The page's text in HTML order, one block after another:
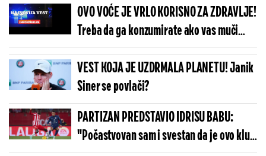
OVO VOĆE JE VRLO KORISNO ZA ZDRAVLJE!
Treba da ga konzumirate ako vas muči
URINARNA INFEKCIJA!
VEST KOJA JE UZDRMALA PLANETU! Janik
Siner se povlači?
PARTIZAN PREDSTAVIO IDRISU BABU:
"Počastvovan sam i svestan da je ovo klub